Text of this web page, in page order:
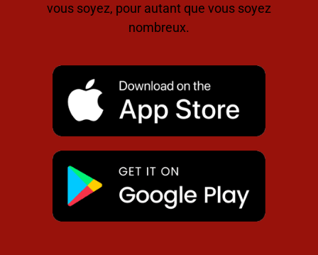
vous soyez, pour autant que vous soyez
nombreux.